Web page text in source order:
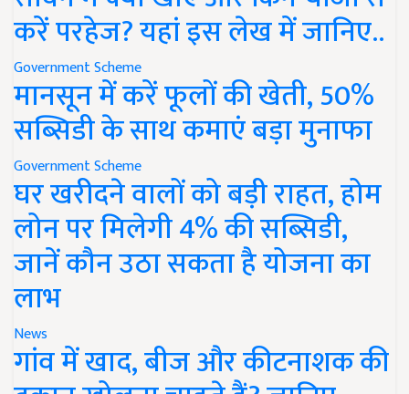
करें परहेज? यहां इस लेख में जानिए..
Government Scheme
मानसून में करें फूलों की खेती, 50%
सब्सिडी के साथ कमाएं बड़ा मुनाफा
Government Scheme
घर खरीदने वालों को बड़ी राहत, होम
लोन पर मिलेगी 4% की सब्सिडी,
जानें कौन उठा सकता है योजना का
लाभ
News
गांव में खाद, बीज और कीटनाशक की